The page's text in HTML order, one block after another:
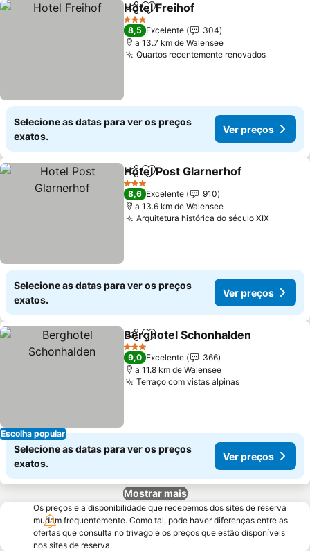
PartilharAdicionar aos favoritos
Hotel Freihof
3 Estrelas
8,5 Excelente
304
a 13.7 km de Walensee
Quartos recentemente renovadosVer
Selecione as datas para ver os preços
exatos.
Ver preços
PartilharAdicionar aos favoritos
Hotel Post Glarnerhof
3 Estrelas
8,6 Excelente
910
a 13.6 km de Walensee
Arquitetura histórica do século XIXVer
Selecione as datas para ver os preços
exatos.
Ver preços
Escolha popular
PartilharAdicionar aos favoritos
Berghotel Schonhalden
3 Estrelas
9,0 Excelente
366
a 11.8 km de Walensee
Terraço com vistas alpinasVer preços
Selecione as datas para ver os preços
exatos.
Ver preços
Mostrar mais
Os preços e a disponibilidade que recebemos dos sites de reserva
mudam frequentemente. Como tal, pode haver diferenças entre as
ofertas que consulta no trivago e os preços que estão disponíveis
nos sites de reserva.